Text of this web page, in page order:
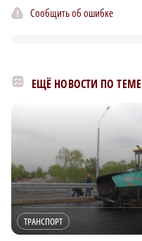
Сообщить об ошибке
ЕЩЁ НОВОСТИ ПО ТЕМЕ
ТРАНСПОРТ